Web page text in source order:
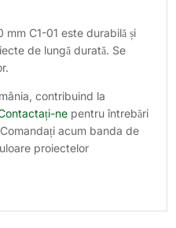
C1-01 este durabilă și
de lungă durată. Se
contribuind la
ne pentru întrebări
acum banda de
proiectelor